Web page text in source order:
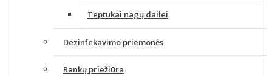
Teptukai nagų dailei
Dezinfekavimo priemonės
Rankų priežiūra